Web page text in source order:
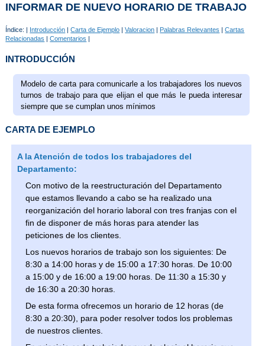
INFORMAR DE NUEVO HORARIO DE TRABAJO
Índice: | Introducción |Carta de Ejemplo |Valoracion | Palabras Relevantes |Cartas
Relacionadas |Comentarios |
INTRODUCCIÓN
Modelo de carta para comunicarle a los trabajadores los nuevos
turnos de trabajo para que elijan el que más le pueda interesar
siempre que se cumplan unos mínimos
CARTA DE EJEMPLO
A la Atención de todos los trabajadores del
Departamento:
Con motivo de la reestructuración del Departamento
que estamos llevando a cabo se ha realizado una
reorganización del horario laboral con tres franjas con el
fin de disponer de más horas para atender las
peticiones de los clientes.
Los nuevos horarios de trabajo son los siguientes: De
8:30 a 14:00 horas y de 15:00 a 17:30 horas. De 10:00
a 15:00 y de 16:00 a 19:00 horas. De 11:30 a 15:30 y
de 16:30 a 20:30 horas.
De esta forma ofrecemos un horario de 12 horas (de
8:30 a 20:30), para poder resolver todos los problemas
de nuestros clientes.